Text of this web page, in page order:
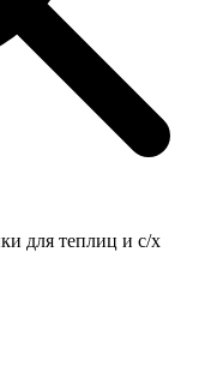
для теплиц и с/х